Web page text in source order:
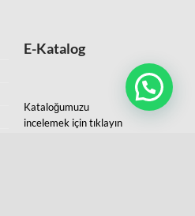
E-Katalog
Kataloğumuzu
incelemek için tıklayın